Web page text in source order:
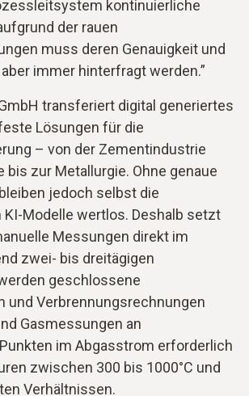
kontinuierliche
der rauen
muss deren Genauigkeit und
immer hinterfragt werden.”
transferiert digital generiertes
Lösungen für die
– von der Zementindustrie
bis zur Metallurgie. Ohne genaue
jedoch selbst die
KI-Modelle wertlos. Deshalb setzt
Messungen direkt im
zwei- bis dreitägigen
geschlossene
und Verbrennungsrechnungen
Gasmessungen an
im Abgasstrom erforderlich
zwischen 300 bis 1000°C und
Verhältnissen.